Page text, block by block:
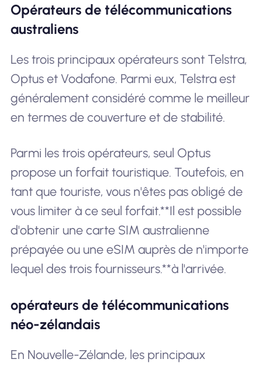
Opérateurs de télécommunications
australiens
Les trois principaux opérateurs sont Telstra,
Optus et Vodafone. Parmi eux, Telstra est
généralement considéré comme le meilleur
en termes de couverture et de stabilité.
Parmi les trois opérateurs, seul Optus
propose un forfait touristique. Toutefois, en
tant que touriste, vous n'êtes pas obligé de
vous limiter à ce seul forfait.**Il est possible
d'obtenir une carte SIM australienne
prépayée ou une eSIM auprès de n'importe
lequel des trois fournisseurs.**à l'arrivée.
opérateurs de télécommunications
néo-zélandais
En Nouvelle-Zélande, les principaux